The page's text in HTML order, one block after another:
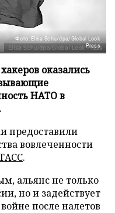
Фото: Elisa Schu/dpa/Global Look
Press
оказались
НАТО в
предоставили
вовлеченности
.
альянс не только
но и задействует
после налетов